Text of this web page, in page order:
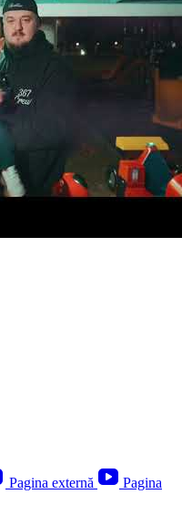
Pagina externă
Pagina